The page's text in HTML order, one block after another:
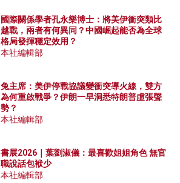
國際關係學者孔永樂博士：將美伊衝突類比
越戰，兩者有何異同？中國崛起能否為全球
格局發揮穩定效用？
本社編輯部
兔主席：美伊停戰協議變衝突導火線，雙方
為何重啟戰爭？伊朗一早洞悉特朗普虛張聲
勢？
本社編輯部
書展2026｜葉劉淑儀：最喜歡姐姐角色 無官
職說話包袱少
本社編輯部